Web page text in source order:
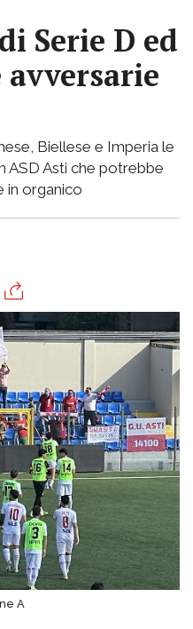
Serie D ed
avversarie
Biellese e Imperia le
ASD Asti che potrebbe
in organico
A